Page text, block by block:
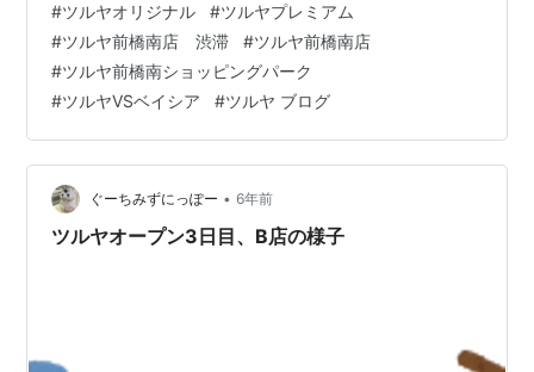
したが、まだ要領を得ない状態です。 B店の方は毎日行
ってます。( ^ω^ ) B店でお世話になってる、青果担当のB
さんに話をうかがうと、ツルヤの方に勉強がてらよく行
ってるそうです。 あちらの関係者の方もきているそうで
す。 ？（＾ν＾）？？ そこでわがスーパーと違う点を教
えていただいたのです…
#ツルヤオリジナル #ツルヤプレミアム
#ツルヤ前橋南店 渋滞 #ツルヤ前橋南店
#ツルヤ前橋南ショッピングパーク
#ツルヤVSベイシア #ツルヤ ブログ
ぐーちみずにっぽー • 6年前
ツルヤオープン3日目、B店の様子